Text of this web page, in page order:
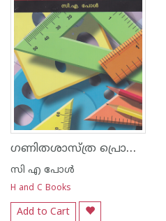
ഗണിതശാസ്ത്ര പ്രൊജക്ടുകള്‍
സി എ പോള്‍
H and C Books
Add to Cart